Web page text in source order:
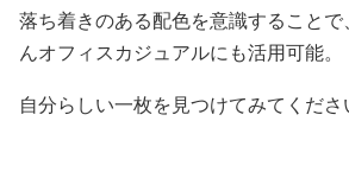
落ち着きのある配色を意識すること
んオフィスカジュアルにも活用可能。
自分らしい一枚を見つけてみてくださ